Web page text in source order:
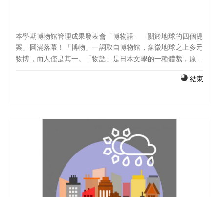
本學期博物館管理成果發表會「博物語——關於地球的四個提
案」圓滿落幕！「博物」一詞取自博物館，象徵地球之上多元
物博，而人僅是其一。「物語」是日本文學的一種體裁，原意
結束